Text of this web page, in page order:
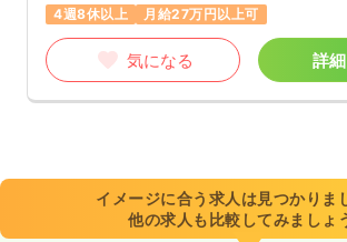
4週8休以上
月給27万円以上可
気になる 詳
イメージに合う求人は見つかりま
他の求人も比較してみましょ